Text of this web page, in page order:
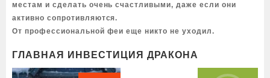
местам и сделать очень счастливыми, даже если они
активно сопротивляются.
От профессиональной феи еще никто не уходил.
ГЛАВНАЯ ИНВЕСТИЦИЯ ДРАКОНА